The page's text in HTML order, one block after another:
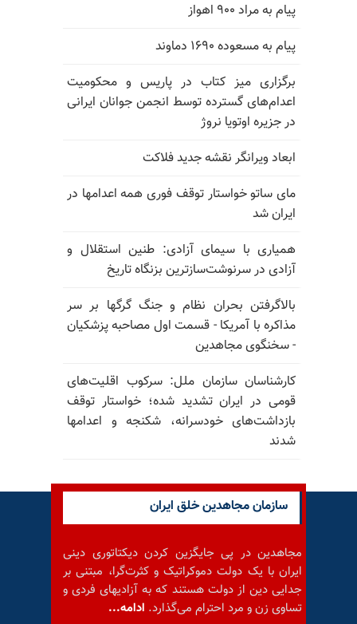
پیام به مراد ۹۰۰ اهواز
پیام به مسعوده ۱۶۹۰ دماوند
برگزاری میز کتاب در پاریس و محکومیت
اعدام‌های گسترده توسط انجمن جوانان ایرانی
در جزیره اوتویا نروژ
ابعاد ویرانگر نقشه جدید فلاکت
مای ساتو خواستار توقف فوری همه اعدامها در
ایران شد
همیاری با سیمای آزادی: طنین استقلال و
آزادی در سرنوشت‌سازترین بزنگاه تاریخ
بالا‌گرفتن بحران نظام و جنگ گرگها بر سر
مذاکره با آمریکا - قسمت اول مصاحبه پزشکیان
- سخنگوی مجاهدین
کارشناسان سازمان ملل: سرکوب اقلیت‌های
قومی در ایران تشدید شده؛ خواستار توقف
بازداشت‌های خودسرانه، شکنجه و اعدامها
شدند
سازمان مجاهدین خلق ایران
مجاهدین در پی جایگزین کردن دیکتاتوری دینی
ایران با یک دولت دموکراتیک و کثرت‌گرا، مبتنی بر
جدایی دین از دولت هستند که به آزادیهای فردی و
تساوی زن و مرد احترام می‌گذارد. ادامه...